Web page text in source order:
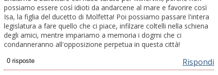
possiamo essere così idioti da andarcene al mare e favorire così
Isa, la figlia del ducetto di Molfetta! Poi possiamo passare l'intera
legislatura a fare quello che ci piace, infilzare coltelli nella schiena
degli amici, mentre impariamo a memoria i dogmi che ci
condanneranno all'opposizione perpetua in questa città!
Rispondi